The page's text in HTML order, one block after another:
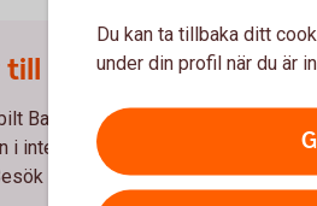
säkerhetsdosa?
BankID (som kan användas både
internetbanken för privatpersoner
ett av våra kontor så hjälper vi
Du kan ta tillbaka ditt
under din profil när du är